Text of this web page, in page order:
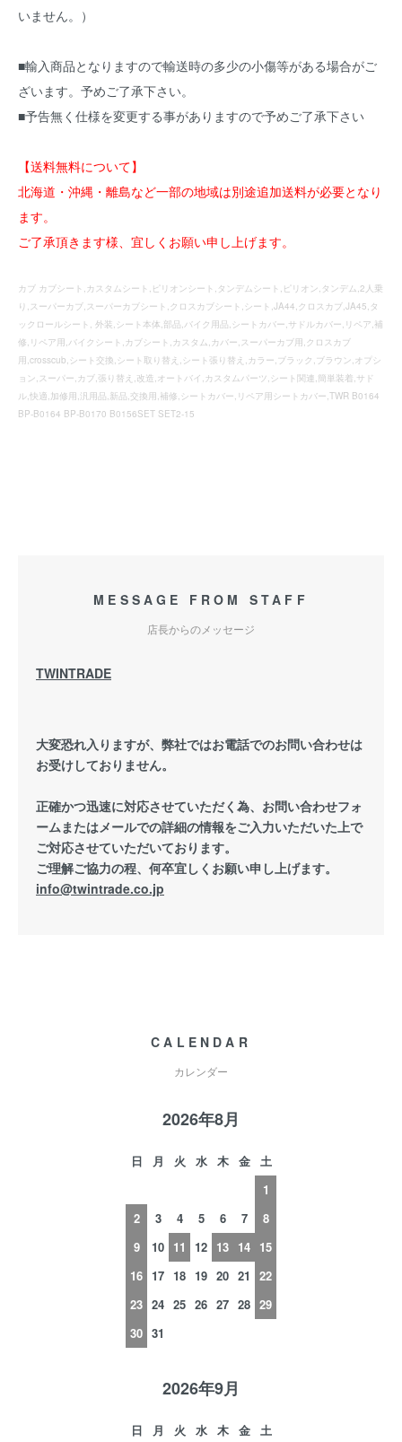
いません。）
■輸入商品となりますので輸送時の多少の小傷等がある場合がご
ざいます。予めご了承下さい。
■予告無く仕様を変更する事がありますので予めご了承下さい
【送料無料について】
北海道・沖縄・離島など一部の地域は別途追加送料が必要となり
ます。
ご了承頂きます様、宜しくお願い申し上げます。
カブ カブシート,カスタムシート,ピリオンシート,タンデムシート,ピリオン,タンデム,2人乗
り,スーパーカブ,スーパーカブシート,クロスカブシート,シート,JA44,クロスカブ,JA45,タ
ックロールシート, 外装,シート本体,部品,バイク用品,シートカバー,サドルカバー,リペア,補
修,リペア用,バイクシート,カブシート,カスタム,カバー,スーパーカブ用,クロスカブ
用,crosscub,シート交換,シート取り替え,シート張り替え,カラー,ブラック,ブラウン,オプシ
ョン,スーパー,カブ,張り替え,改造,オートバイ,カスタムパーツ,シート関連,簡単装着,サド
ル,快適,加修用,汎用品,新品,交換用,補修,シートカバー,リペア用シートカバー,TWR B0164
BP-B0164 BP-B0170 B0156SET SET2-15
MESSAGE FROM STAFF
店長からのメッセージ
TWINTRADE
大変恐れ入りますが、弊社ではお電話でのお問い合わせは
お受けしておりません。
正確かつ迅速に対応させていただく為、お問い合わせフォ
ームまたはメールでの詳細の情報をご入力いただいた上で
ご対応させていただいております。
ご理解ご協力の程、何卒宜しくお願い申し上げます。
info@twintrade.co.jp
CALENDAR
カレンダー
2026年8月
日 月 火 水 木 金
土
1
2
3 4 5 6 7
8
9
10 11 12 13 14 15
16 17 18 19 20 21
22
23 24 25 26 27 28 29
30 31
2026年9月
日 月 火 水 木 金
土